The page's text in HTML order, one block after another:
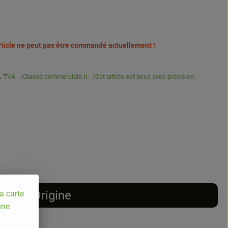
ne peut pas être commandé actuellement !
TVA Classe commerciale II Cet article est pesé avec précision.
Origine
carte